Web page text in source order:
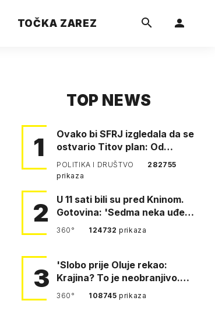
TOČKA ZAREZ
TOP NEWS
1
Ovako bi SFRJ izgledala da se
ostvario Titov plan: Od
Klagenfurta do Istanbula!
POLITIKA I DRUŠTVO
282755
prikaza
2
U 11 sati bili su pred Kninom.
Gotovina: 'Sedma neka uđe,
4. gardijska neka g…
360° 124732prikaza
3
'Slobo prije Oluje rekao:
Krajina? To je neobranjivo.
Tuđmana zvao Krivousti'
360° 108745prikaza